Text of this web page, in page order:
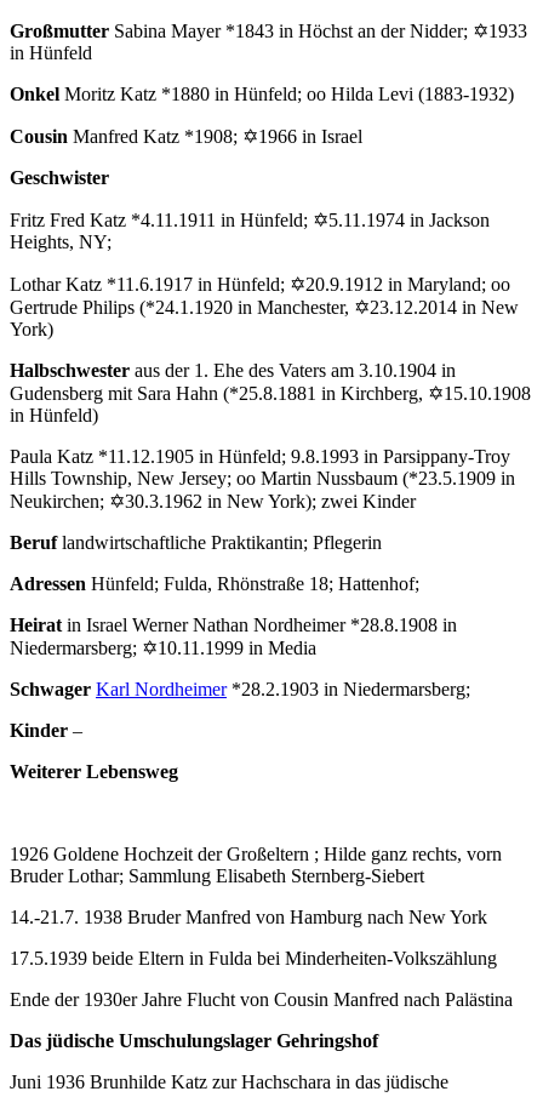
Großmutter Sabina Mayer *1843 in Höchst an der Nidder; ✡1933
in Hünfeld
Onkel Moritz Katz *1880 in Hünfeld; oo Hilda Levi (1883-1932)
Cousin Manfred Katz *1908; ✡1966 in Israel
Geschwister
Fritz Fred Katz *4.11.1911 in Hünfeld; ✡5.11.1974 in Jackson
Heights, NY;
Lothar Katz *11.6.1917 in Hünfeld; ✡20.9.1912 in Maryland; oo
Gertrude Philips (*24.1.1920 in Manchester, ✡23.12.2014 in New
York)
Halbschwester aus der 1. Ehe des Vaters am 3.10.1904 in
Gudensberg mit Sara Hahn (*25.8.1881 in Kirchberg, ✡15.10.1908
in Hünfeld)
Paula Katz *11.12.1905 in Hünfeld; 9.8.1993 in Parsippany-Troy
Hills Township, New Jersey; oo Martin Nussbaum (*23.5.1909 in
Neukirchen; ✡30.3.1962 in New York); zwei Kinder
Beruflandwirtschaftliche Praktikantin; Pflegerin
Adressen Hünfeld; Fulda, Rhönstraße 18; Hattenhof;
Heirat in Israel Werner Nathan Nordheimer *28.8.1908 in
Niedermarsberg; ✡10.11.1999 in Media
Schwager Karl Nordheimer*28.2.1903 in Niedermarsberg;
Kinder –
Weiterer Lebensweg
1926 Goldene Hochzeit der Großeltern ; Hilde ganz rechts, vorn
Bruder Lothar; Sammlung Elisabeth Sternberg-Siebert
14.-21.7. 1938 Bruder Manfred von Hamburg nach New York
17.5.1939 beide Eltern in Fulda bei Minderheiten-Volkszählung
Ende der 1930er Jahre Flucht von Cousin Manfred nach Palästina
Das jüdische Umschulungslager Gehringshof
Juni 1936 Brunhilde Katz zur Hachschara in das jüdische